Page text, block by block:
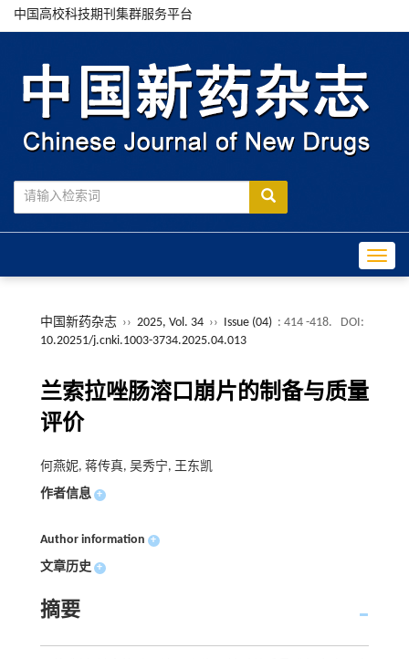
中国高校科技期刊集群服务平台
中国新药杂志 ›› 2025, Vol. 34 ›› Issue (04) : 414 -418.
DOI:
10.20251/j.cnki.1003-3734.2025.04.013
兰索拉唑肠溶口崩片的制备与质量
评价
何燕妮, 蒋传真, 吴秀宁, 王东凯
作者信息 +
Author information +
文章历史 +
摘要